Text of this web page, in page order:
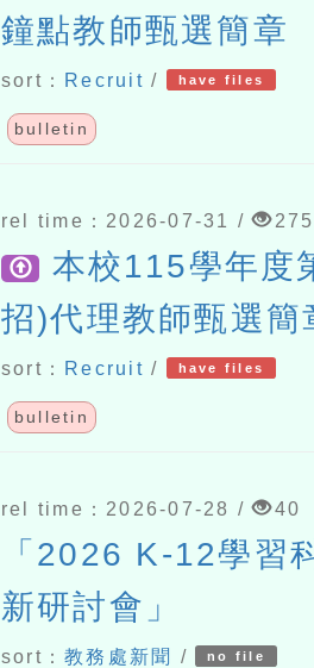
鐘點教師甄選簡章
sort： Recruit / have files
bulletin
rel time：2026-07-31 / 275
本校115學年度
招)代理教師甄選簡
sort： Recruit / have files
bulletin
rel time：2026-07-28 / 40
「2026 K-12學習
新研討會」
sort：教務處新聞 / no file